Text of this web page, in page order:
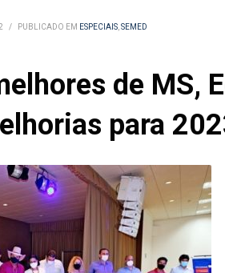
/ PUBLICADO EM ESPECIAIS,SEMED
de MS,
para